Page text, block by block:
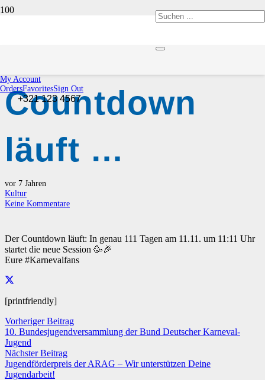
My Account
OrdersFavoritesSign Out
+321 123 4567
Countdown
läuft …
vor 7 Jahren
Kultur
Keine Kommentare
Der Countdown läuft: In genau 111 Tagen am 11.11. um 11:11 Uhr
startet die neue Session 🥳🎉
Eure #Karnevalfans
[printfriendly]
Vorheriger Beitrag
10. Bundesjugendversammlung der Bund Deutscher Karneval-
Jugend
Nächster Beitrag
Jugendförderpreis der ARAG – Wir unterstützen Deine
Jugendarbeit!